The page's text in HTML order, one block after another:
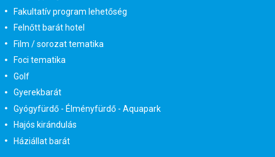
Fakultatív program lehetőség
Felnőtt barát hotel
Film / sorozat tematika
Foci tematika
Golf
Gyerekbarát
Gyógyfürdő - Élményfürdő - Aquapark
Hajós kirándulás
Háziállat barát